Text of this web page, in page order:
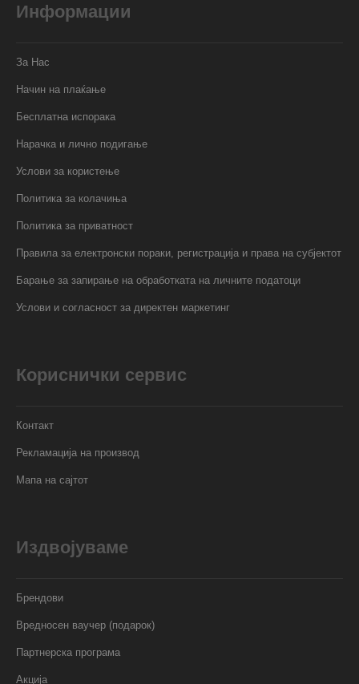
Информации
За Нас
Начин на плаќање
Бесплатна испорака
Нарачка и лично подигање
Услови за користење
Политика за колачиња
Политика за приватност
Правила за електронски пораки, регистрација и права на субјектот
Барање за запирање на обработката на личните податоци
Услови и согласност за директен маркетинг
Кориснички сервис
Контакт
Рекламација на производ
Мапа на сајтот
Издвојуваме
Брендови
Вредносен ваучер (подарок)
Партнерска програма
Акција